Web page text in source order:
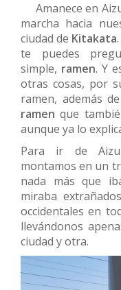
Amanece en
marcha hacia
ciudad de Kitakata
te puedes
simple, ramen. Y
otras cosas, por
ramen, además
ramenque
aunque ya lo
Para ir de
montamos en un
nada más que
miraba
occidentales en
llevándonos
ciudad y otra.